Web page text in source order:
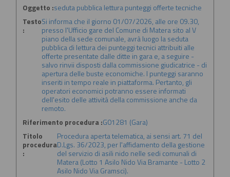
Oggetto :seduta pubblica lettura punteggi offerte tecniche
Testo
:
Si informa che il giorno 01/07/2026, alle ore 09.30,
presso l'Ufficio gare del Comune di Matera sito al V
piano della sede comunale, avrà luogo la seduta
pubblica di lettura dei punteggi tecnici attribuiti alle
offerte presentate dalle ditte in gara e, a seguire -
salvo rinvii disposti dalla commissione giudicatrice - di
apertura delle buste economiche. I punteggi saranno
inseriti in tempo reale in piattaforma. Pertanto, gli
operatori economici potranno essere informati
dell'esito delle attività della commissione anche da
remoto.
Riferimento procedura :G01281 (Gara)
Titolo
procedura
:
Procedura aperta telematica, ai sensi art. 71 del
D.Lgs. 36/2023, per l'affidamento della gestione
del servizio di asili nido nelle sedi comunali di
Matera (Lotto 1 Asilo Nido Via Bramante - Lotto 2
Asilo Nido Via Gramsci).